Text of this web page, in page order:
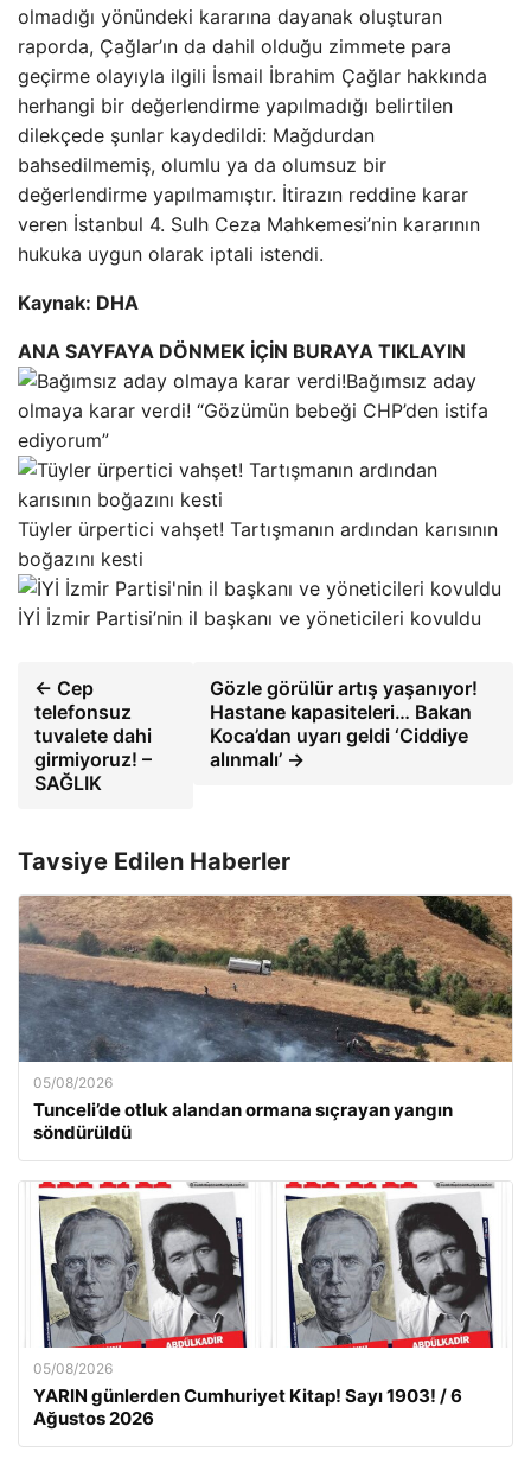
olmadığı yönündeki kararına dayanak oluşturan
raporda, Çağlar’ın da dahil olduğu zimmete para
geçirme olayıyla ilgili İsmail İbrahim Çağlar hakkında
herhangi bir değerlendirme yapılmadığı belirtilen
dilekçede şunlar kaydedildi: Mağdurdan
bahsedilmemiş, olumlu ya da olumsuz bir
değerlendirme yapılmamıştır. İtirazın reddine karar
veren İstanbul 4. Sulh Ceza Mahkemesi’nin kararının
hukuka uygun olarak iptali istendi.
Kaynak: DHA
ANA SAYFAYA DÖNMEK İÇİN BURAYA TIKLAYIN
Bağımsız aday
olmaya karar verdi! “Gözümün bebeği CHP’den istifa
ediyorum”
Tüyler ürpertici vahşet! Tartışmanın ardından karısının
boğazını kesti
İYİ İzmir Partisi’nin il başkanı ve yöneticileri kovuldu
← Cep
telefonsuz
tuvalete dahi
girmiyoruz! –
SAĞLIK
Gözle görülür artış yaşanıyor!
Hastane kapasiteleri… Bakan
Koca’dan uyarı geldi ‘Ciddiye
alınmalı’ →
Tavsiye Edilen Haberler
05/08/2026
Tunceli’de otluk alandan ormana sıçrayan yangın
söndürüldü
05/08/2026
YARIN günlerden Cumhuriyet Kitap! Sayı 1903! / 6
Ağustos 2026